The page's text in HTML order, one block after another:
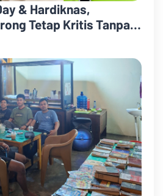
& Hardiknas,
Tetap Kritis Tanpa
Nasional